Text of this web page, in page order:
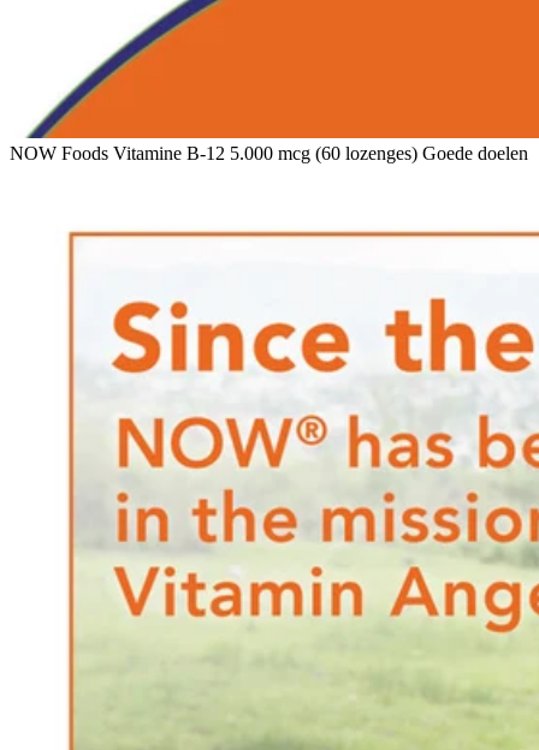
NOW Foods Vitamine B-12 5.000 mcg (60 lozenges) Goede doelen